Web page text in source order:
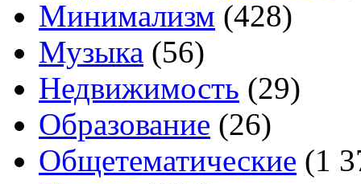
Минимализм (428)
Музыка (56)
Недвижимость (29)
Образование (26)
Общетематические (1